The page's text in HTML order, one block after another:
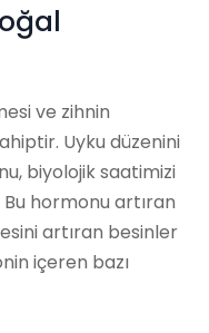
ve zihnin
Uyku düzenini
biyolojik saatimizi
hormonu artıran
artıran besinler
içeren bazı